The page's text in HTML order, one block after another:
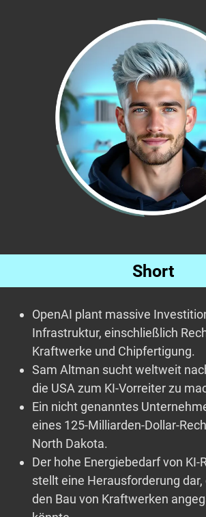
Short
OpenAI plant massive
Infrastruktur, einschließlich
Kraftwerke und Chipfertigung.
Sam Altman sucht weltweit
die USA zum KI-Vorreiter zu
Ein nicht genanntes
eines 125-Milliarden-Dollar-
North Dakota.
Der hohe Energiebedarf von KI-
stellt eine Herausforderung dar,
den Bau von Kraftwerken